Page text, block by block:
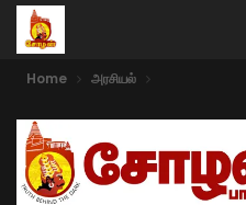
Home அரசியல்